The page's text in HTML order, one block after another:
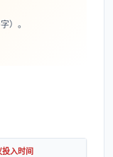
）。
投入时间